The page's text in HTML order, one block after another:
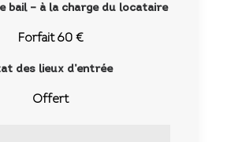
bail – à la charge du locataire
Forfait 60 €
des lieux d’entrée
Offert